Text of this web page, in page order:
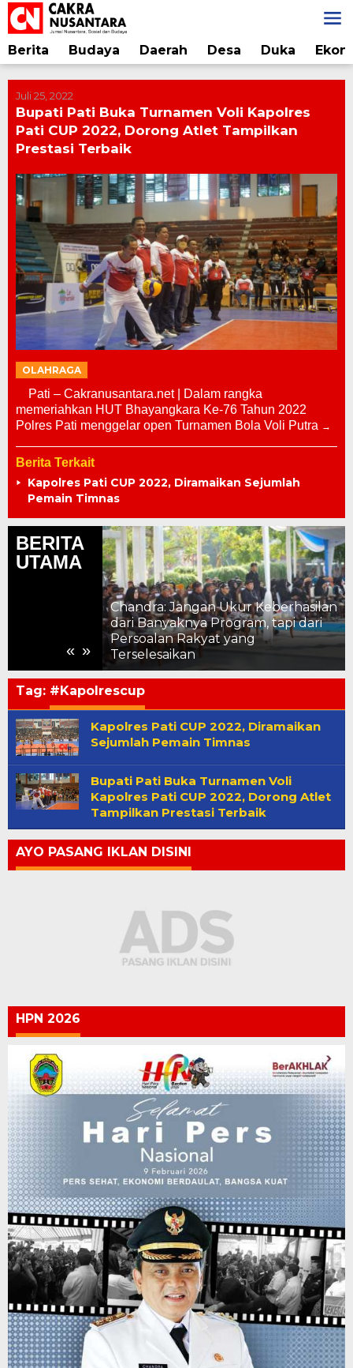
Lewati
ke
konten
Berita Budaya Daerah Desa Duka
Juli 25, 2022
Bupati Pati Buka Turnamen Voli Kapolres
Pati CUP 2022, Dorong Atlet Tampilkan
Prestasi Terbaik
OLAHRAGA
Pati – Cakranusantara.net | Dalam rangka
memeriahkan HUT Bhayangkara Ke-76 Tahun 2022
Polres Pati menggelar open Turnamen Bola Voli Putra
Berita Terkait
Kapolres Pati CUP 2022, Diramaikan Sejumlah
Pemain Timnas
BERITA
UTAMA
« »
Chandra: Jangan Ukur Keberhasilan
dari Banyaknya Program, tapi dari
Persoalan Rakyat yang
Terselesaikan
Tag: #Kapolrescup
Kapolres Pati CUP 2022, Diramaikan
Sejumlah Pemain Timnas
Bupati Pati Buka Turnamen Voli
Kapolres Pati CUP 2022, Dorong Atlet
Tampilkan Prestasi Terbaik
AYO PASANG IKLAN DISINI
HPN 2026